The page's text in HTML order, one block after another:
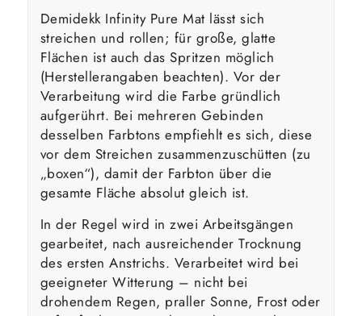
Demidekk Infinity Pure Mat lässt sich
streichen und rollen; für große, glatte
Flächen ist auch das Spritzen möglich
(Herstellerangaben beachten). Vor der
Verarbeitung wird die Farbe gründlich
aufgerührt. Bei mehreren Gebinden
desselben Farbtons empfiehlt es sich, diese
vor dem Streichen zusammenzuschütten (zu
„boxen“), damit der Farbton über die
gesamte Fläche absolut gleich ist.
In der Regel wird in zwei Arbeitsgängen
gearbeitet, nach ausreichender Trocknung
des ersten Anstrichs. Verarbeitet wird bei
geeigneter Witterung – nicht bei
drohendem Regen, praller Sonne, Frost oder